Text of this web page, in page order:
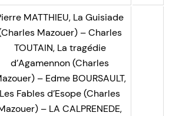
MATTHIEU, La Guisiade
Mazouer) – Charles
TOUTAIN, La tragédie
d’Agamennon (Charles
– Edme BOURSAULT,
Les Fables d’Esope (Charles
– LA CALPRENEDE,